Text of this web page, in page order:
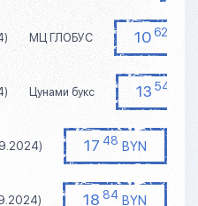
МЦ ГЛОБУС 1062
Цунами букс 13 54
17 48 BYN
18 84 BYN